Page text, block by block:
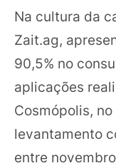
Na cultura da
Zait.ag,
90,5% no
aplicações
Cosmópolis,
levantamento
entre